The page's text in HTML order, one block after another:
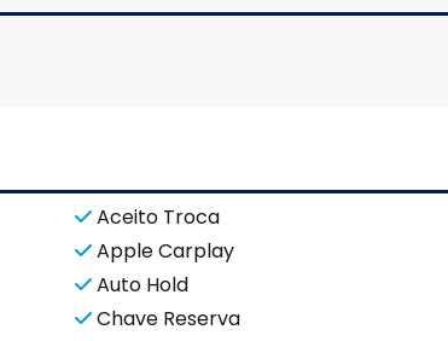
Aceito Troca
Apple Carplay
Auto Hold
Chave Reserva